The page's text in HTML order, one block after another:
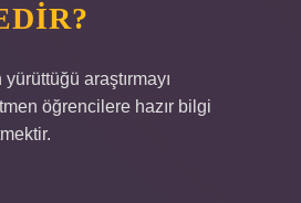
araştırmayı
öğrencilere hazır bilgi